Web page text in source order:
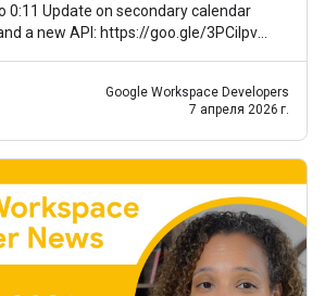
0:11 Update on secondary calendar
a new API: https://goo.gle/3PCilpv
Google Workspace Developers
7 апреля 2026 г.